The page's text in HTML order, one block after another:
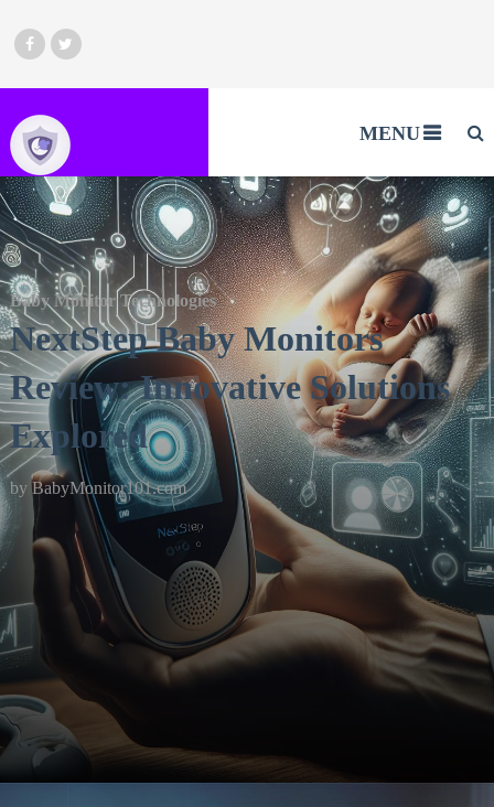
MENU
Baby Monitor Technologies
NextStep Baby Monitors
Review: Innovative Solutions
Explored
by BabyMonitor101.com